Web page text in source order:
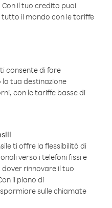
il tuo credito puoi
il mondo con le tariffe
consente di fare
tua destinazione
con le tariffe basse di
ti offre la flessibilità di
verso i telefoni fissi e
rinnovare il tuo
il piano di
sulle chiamate